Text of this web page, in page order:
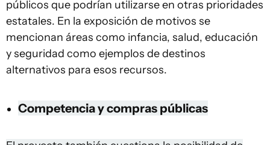
públicos que podrían utilizarse en otras prioridades
estatales. En la exposición de motivos se
mencionan áreas como infancia, salud, educación
y seguridad como ejemplos de destinos
alternativos para esos recursos.
Competencia y compras públicas